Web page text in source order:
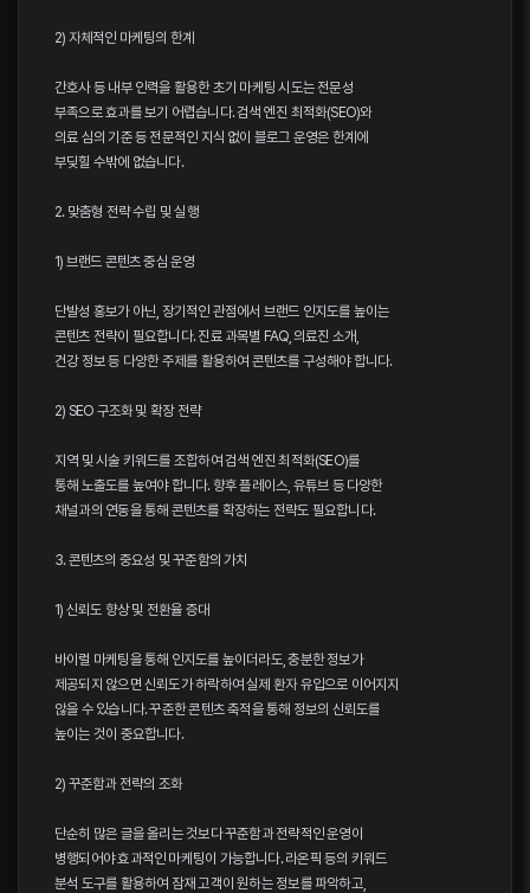
2) 자체적인 마케팅의 한계
간호사 등 내부 인력을 활용한 초기 마케팅 시도는 전문성
부족으로 효과를 보기 어렵습니다. 검색 엔진 최적화(SEO)와
의료 심의 기준 등 전문적인 지식 없이 블로그 운영은 한계에
부딪힐 수밖에 없습니다.
2. 맞춤형 전략 수립 및 실행
1) 브랜드 콘텐츠 중심 운영
단발성 홍보가 아닌, 장기적인 관점에서 브랜드 인지도를 높이는
콘텐츠 전략이 필요합니다. 진료 과목별 FAQ, 의료진 소개,
건강 정보 등 다양한 주제를 활용하여 콘텐츠를 구성해야 합니다.
2) SEO 구조화 및 확장 전략
지역 및 시술 키워드를 조합하여 검색 엔진 최적화(SEO)를
통해 노출도를 높여야 합니다. 향후 플레이스, 유튜브 등 다양한
채널과의 연동을 통해 콘텐츠를 확장하는 전략도 필요합니다.
3. 콘텐츠의 중요성 및 꾸준함의 가치
1) 신뢰도 향상 및 전환율 증대
바이럴 마케팅을 통해 인지도를 높이더라도, 충분한 정보가
제공되지 않으면 신뢰도가 하락하여 실제 환자 유입으로 이어지지
않을 수 있습니다. 꾸준한 콘텐츠 축적을 통해 정보의 신뢰도를
높이는 것이 중요합니다.
2) 꾸준함과 전략의 조화
단순히 많은 글을 올리는 것보다 꾸준함과 전략적인 운영이
병행되어야 효과적인 마케팅이 가능합니다. 라온픽 등의 키워드
분석 도구를 활용하여 잠재 고객이 원하는 정보를 파악하고,